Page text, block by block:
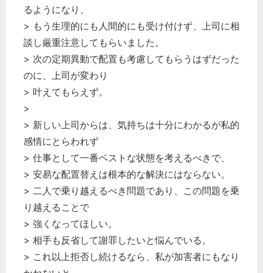
るようになり、
> もう生理的にも人間的にも受け付けず、上司に相
談し厳重注意してもらいました。
> 次の定期異動で配置も考慮してもらうはずだった
のに、上司が変わり
> 叶えてもらえず。
>
> 新しい上司からは、気持ちは十分にわかるが私的
感情にとらわれず
> 仕事として一番ベストな状態を考えるべきで、
> 安易な配置替えは根本的な解決にはならない。
> 二人で乗り越えるべき問題であり、この問題を乗
り越えることで
> 強くなってほしい。
> 相手も反省して謝罪したいと悩んでいる。
> これ以上拒否し続けるなら、私が加害者にもなり